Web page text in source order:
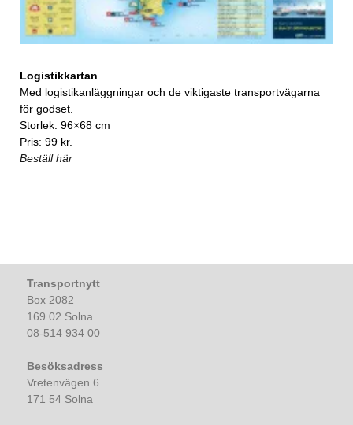
Logistikkartan
Med logistikanläggningar och de viktigaste transportvägarna
för godset.
Storlek: 96×68 cm
Pris: 99 kr.
Beställ här
Transportnytt
Box 2082
169 02 Solna
08-514 934 00
Besöksadress
Vretenvägen 6
171 54 Solna